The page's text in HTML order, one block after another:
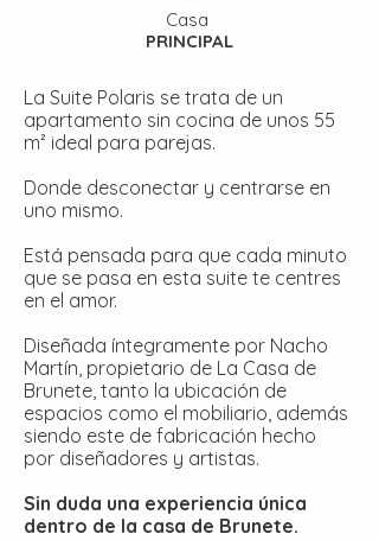
Casa
PRINCIPAL
La Suite Polaris se trata de un
apartamento sin cocina de unos 55
m² ideal para parejas.
Donde desconectar y centrarse en
uno mismo.
Está pensada para que cada minuto
que se pasa en esta suite te centres
en el amor.
Diseñada íntegramente por Nacho
Martín, propietario de La Casa de
Brunete, tanto la ubicación de
espacios como el mobiliario, además
siendo este de fabricación hecho
por diseñadores y artistas.
Sin duda una experiencia única
dentro de la casa de Brunete.